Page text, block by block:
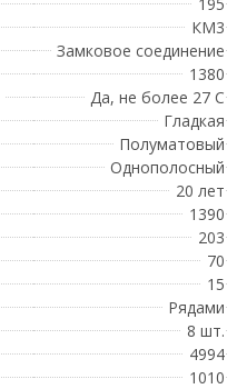
КМ3
Замковое соединение
1380
Да, не более 27 С
Гладкая
Полуматовый
Однополосный
20 лет
1390
203
70
15
Рядами
8 шт.
4994
1010